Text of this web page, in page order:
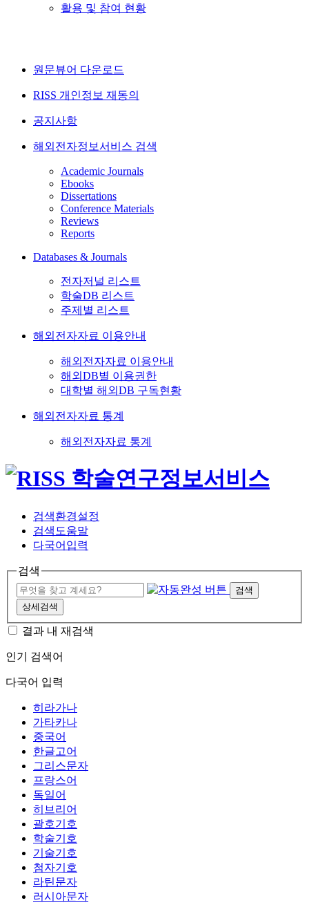
활용 및 참여 현황
원문뷰어 다운로드
RISS 개인정보 재동의
공지사항
해외전자정보서비스 검색
Academic Journals
Ebooks
Dissertations
Conference Materials
Reviews
Reports
Databases & Journals
전자저널 리스트
학술DB 리스트
주제별 리스트
해외전자자료 이용안내
해외전자자료 이용안내
해외DB별 이용권한
대학별 해외DB 구독현황
해외전자자료 통계
해외전자자료 통계
검색환경설정
검색도움말
다국어입력
검색
검색
상세검색
결과 내 재검색
인기 검색어
다국어 입력
히라가나
가타카나
중국어
한글고어
그리스문자
프랑스어
독일어
히브리어
괄호기호
학술기호
기술기호
첨자기호
라틴문자
러시아문자